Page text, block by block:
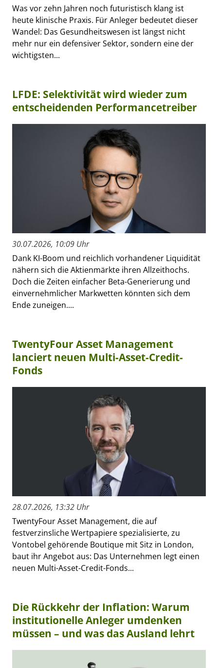
Was vor zehn Jahren noch futuristisch klang ist
heute klinische Praxis. Für Anleger bedeutet dieser
Wandel: Das Gesundheitswesen ist längst nicht
mehr nur ein defensiver Sektor, sondern eine der
wichtigsten...
LFDE: Selektivität wird wieder zum
entscheidenden Performancetreiber
30.07.2026, 10:09 Uhr
Dank KI-Boom und reichlich vorhandener Liquidität
nähern sich die Aktienmärkte ihren Allzeithochs.
Doch die Zeiten einfacher Beta-Generierung und
einvernehmlicher Markwetten könnten sich dem
Ende zuneigen....
TwentyFour Asset Management
lanciert neuen Multi-Asset-Credit-
Fonds
28.07.2026, 13:32 Uhr
TwentyFour Asset Management, die auf
festverzinsliche Wertpapiere spezialisierte, zu
Vontobel gehörende Boutique mit Sitz in London,
baut ihr Angebot aus: Das Unternehmen legt einen
neuen Multi-Asset-Credit-Fonds...
Die Rückkehr der Inflation: Warum
institutionelle Anleger umdenken
müssen – und was das Ausland lehrt